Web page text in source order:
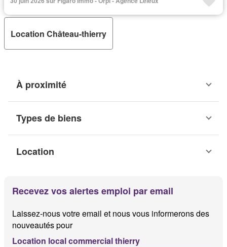
Location Château-thierry
À proximité
Types de biens
Location
Recevez vos alertes emploi par email
Laissez-nous votre email et nous vous informerons des
nouveautés pour
Location local commercial thierry